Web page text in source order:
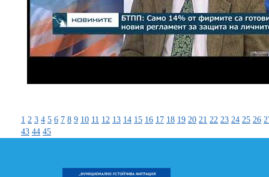
1 2 3 4 5 6 7 8 9 10 11 12 13 14 15 16 17 18 19 20 21 22 23 24 25 26
43 44 45